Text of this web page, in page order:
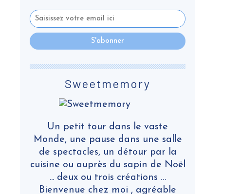
Sweetmemory
Un petit tour dans le vaste
Monde, une pause dans une salle
de spectacles, un détour par la
cuisine ou auprès du sapin de Noël
... deux ou trois créations …
Bienvenue chez moi , agréable